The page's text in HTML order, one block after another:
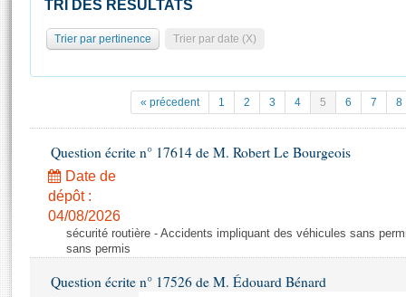
Pétitions
Projets de loi
Propositions de loi
Amendements
Textes adoptés
Statistiques et chiffres clés
Documents de référence
( Constitution | Règlement de l'Assemblée ... )
Histoire
Juniors
Anciennes législatures
La Bibliothèque
Contacts et plan d'accès
Photos libres de droit
TRI DES RÉSULTATS
Trier par pertinence Trier par date (X)
« précedent 1 2 3 4 5 6 7 8
Question écrite n° 17614 de M. Robert Le Bourgeois
Date de
dépôt :
04/08/2026
sécurité routière - Accidents impliquant des véhicules sans
sans permis
Question écrite n° 17526 de M. Édouard Bénard